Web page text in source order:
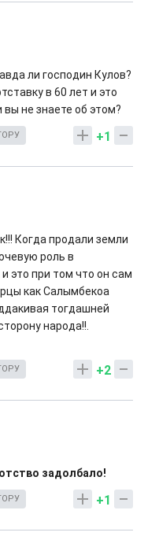
ли господин Кулов?
в 60 лет и это
не знаете об этом?
+1
Когда продали земли
роль в
это при том что он сам
как Салымбекоа
тогдашней
народа!!.
+2
задолбало!
+1